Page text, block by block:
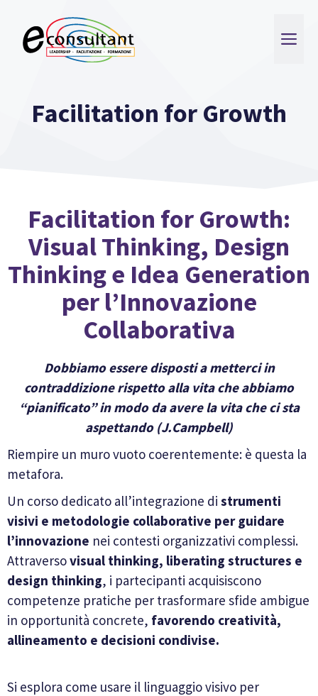
contenuto
Facilitation for Growth
Facilitation for Growth:
Visual Thinking, Design
Thinking e Idea Generation
per l’Innovazione
Collaborativa
Dobbiamo essere disposti a metterci in
contraddizione rispetto alla vita che abbiamo
“pianificato” in modo da avere la vita che ci sta
aspettando (J.Campbell)
Riempire un muro vuoto coerentemente: è questa la
metafora.
Un corso dedicato all’integrazione di strumenti
visivi e metodologie collaborative per guidare
l’innovazione nei contesti organizzativi complessi.
Attraversovisual thinking, liberating structures e
design thinking, i partecipanti acquisiscono
competenze pratiche per trasformare sfide ambigue
in opportunità concrete, favorendo creatività,
allineamento e decisioni condivise.
Si esplora come usare il linguaggio visivo per